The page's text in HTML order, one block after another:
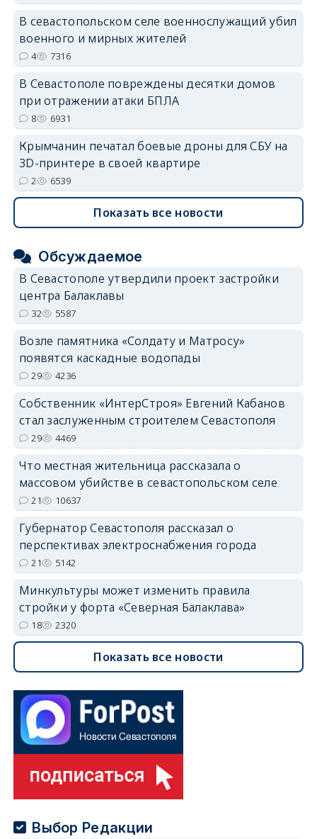
В севастопольском селе военнослужащий убил
военного и мирных жителей
4 7316
В Севастополе повреждены десятки домов
при отражении атаки БПЛА
8 6931
Крымчанин печатал боевые дроны для СБУ на
3D-принтере в своей квартире
2 6539
Показать все новости
Обсуждаемое
В Севастополе утвердили проект застройки
центра Балаклавы
32 5587
Возле памятника «Солдату и Матросу»
появятся каскадные водопады
29 4236
Собственник «ИнтерСтроя» Евгений Кабанов
стал заслуженным строителем Севастополя
29 4469
Что местная жительница рассказала о
массовом убийстве в севастопольском селе
21 10637
Губернатор Севастополя рассказал о
перспективах электроснабжения города
21 5142
Минкультуры может изменить правила
стройки у форта «Северная Балаклава»
18 2320
Показать все новости
Выбор Редакции